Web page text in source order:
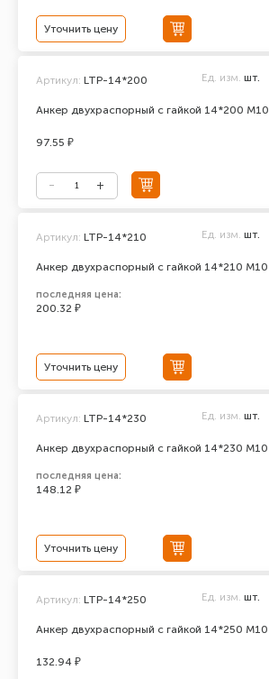
Уточнить цену
Анкер двухраспорный с гайкой 14*200 М10
Артикул: LTP-14*200 Ед. изм. шт.
97.55 ₽
Анкер двухраспорный с гайкой 14*210 М10
Артикул: LTP-14*210 Ед. изм. шт.
последняя цена:
200.32 ₽
Уточнить цену
Анкер двухраспорный с гайкой 14*230 М10
Артикул: LTP-14*230 Ед. изм. шт.
последняя цена:
148.12 ₽
Уточнить цену
Анкер двухраспорный с гайкой 14*250 М10
Артикул: LTP-14*250 Ед. изм. шт.
132.94 ₽